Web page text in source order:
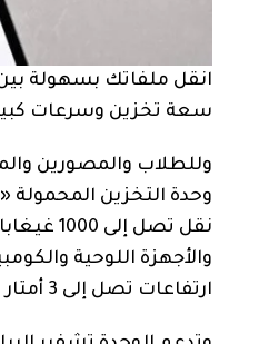
انقل ملفاتك بسهولة
سعة تخزين وسرعات
وللطلاب والمصورين
نقل
والأجهزة اللوحية
ارتفاعات تصل إلى 3 أمتار مع قدرتها على مقاومة البلل والغبار وفقاً لمعيار IP65.